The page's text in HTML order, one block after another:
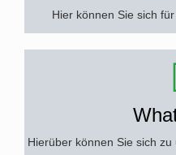
Hier können Sie sich
Hierüber können Sie sich